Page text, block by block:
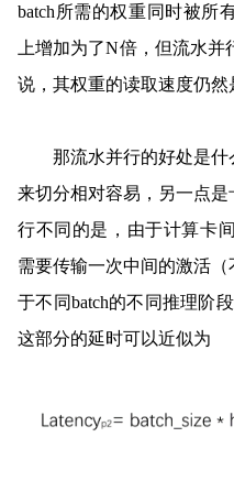
batch所需的权重同时被所
上增加为了N倍，但流水
说，其权重的读取速度仍然
那流水并行的好处是
来切分相对容易，另一点
行不同的是，由于计算卡
需要传输一次中间的激活
于不同batch的不同推理阶
这部分的延时可以近似为